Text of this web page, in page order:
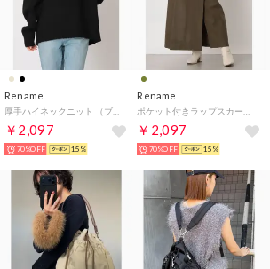
Rename
￥2,097
70%OFF 15%
Rename
￥2,097
70%OFF 15%